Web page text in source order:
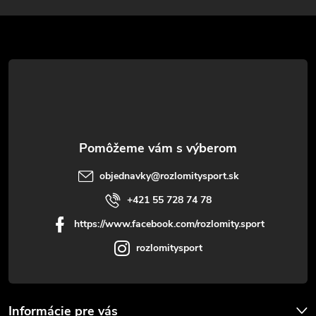
t
objednavky@rozlomitysport.sk
+421 55 728 74 78
https://www.facebook.com/rozlomity.sport
rozlomitysport
Informácie pre vás